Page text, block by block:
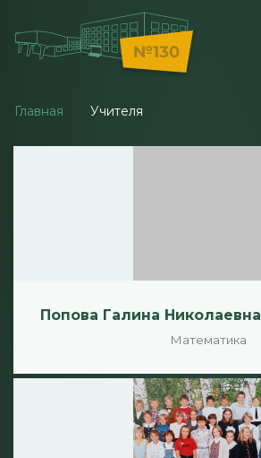
Главная Учителя
Попова Галина Николаевна
Математика